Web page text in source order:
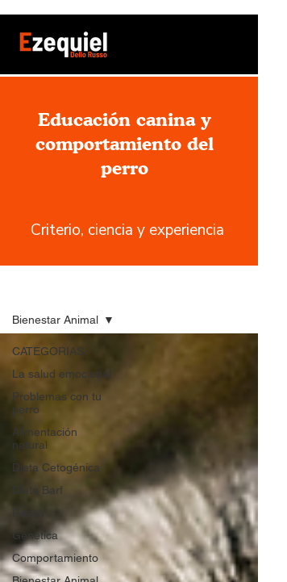
Educación canina y
comportamiento del
perro
Criterio, ciencia y experiencia
CATEGORIAS
La salud emocional
Problemas con tu
perro
Alimentación
natural
Dieta Cetogénica
Dieta Barf
Génetica
Comportamiento
Bienestar Animal